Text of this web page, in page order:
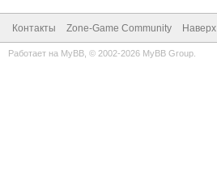
Контакты Zone-Game Community Наверх
Работает на MyBB , © 2002-2026 MyBB Group